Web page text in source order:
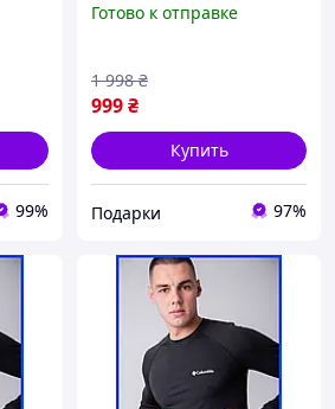
99%
термобелье Columbia
Готово к отправке
999₴
1 998 ₴
Купить
Подарки 97%